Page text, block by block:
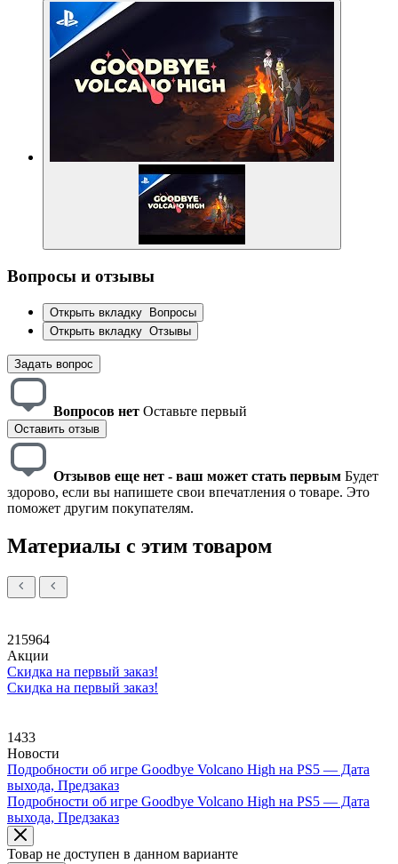
Вопросы и отзывы
Открыть вкладку
Вопросы
Открыть вкладку Отзывы
Задать вопрос
Вопросов нет Оставьте первый
Оставить отзыв
Отзывов еще нет - ваш может стать первым Будет
здорово, если вы напишете свои впечатления о товаре. Это
поможет другим покупателям.
Материалы с этим товаром
215964
Акции
Скидка на первый заказ!
Скидка на первый заказ!
1433
Новости
Подробности об игре Goodbye Volcano High на PS5 — Дата
выхода, Предзаказ
Подробности об игре Goodbye Volcano High на PS5 — Дата
выхода, Предзаказ
Товар не доступен в данном варианте